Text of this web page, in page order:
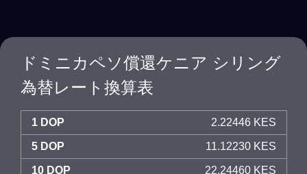
ドミニカペソ償還ケニア シリング
為替レート換算表
1 DOP 2.22446 KES
5 DOP 11.12230 KES
10 DOP 22.24460 KES